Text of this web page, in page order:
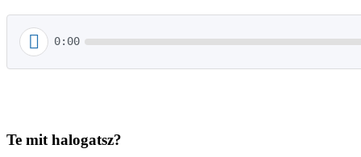
0:00
Te mit halogatsz?